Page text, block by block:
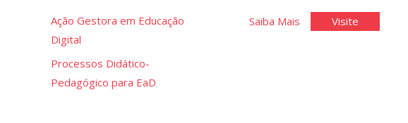
Saiba Mais"Tecnologia
Visite"Tecnologia
Ação Gestora em Educação
Digital
Processos Didático-
Pedagógico para EaD